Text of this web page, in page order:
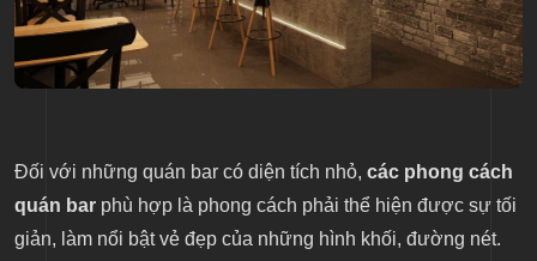
Đối với những quán bar có diện tích nhỏ, các phong cách
quán bar phù hợp là phong cách phải thể hiện được sự tối
giản, làm nổi bật vẻ đẹp của những hình khối, đường nét.